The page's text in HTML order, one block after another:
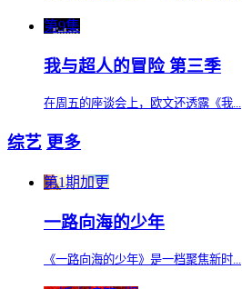
第9集
我与超人的冒险 第三季
在周五的座谈会上，欧文还透露《我...
综艺 更多
第1期加更
一路向海的少年
《一路向海的少年》是一档聚焦新时...